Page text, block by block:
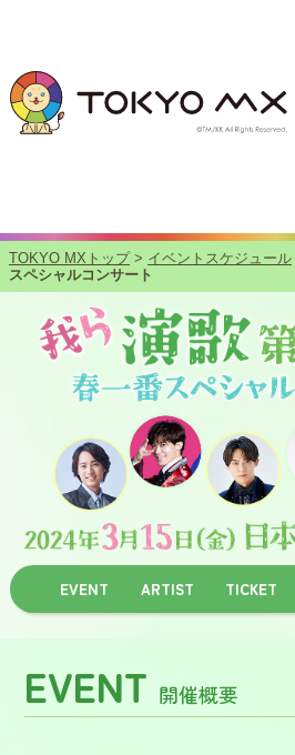
TOKYO MXトップ> イベントスケジュール
スペシャルコンサート
EVENT ARTIST TICKET
EVENT 開催概要